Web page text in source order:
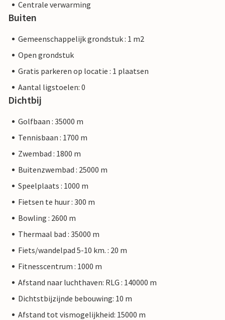
Centrale verwarming
Buiten
Gemeenschappelijk grondstuk : 1 m2
Open grondstuk
Gratis parkeren op locatie : 1 plaatsen
Aantal ligstoelen: 0
Dichtbij
Golfbaan : 35000 m
Tennisbaan : 1700 m
Zwembad : 1800 m
Buitenzwembad : 25000 m
Speelplaats : 1000 m
Fietsen te huur : 300 m
Bowling : 2600 m
Thermaal bad : 35000 m
Fiets/wandelpad 5-10 km. : 20 m
Fitnesscentrum : 1000 m
Afstand naar luchthaven: RLG : 140000 m
Dichtstbijzijnde bebouwing: 10 m
Afstand tot vismogelijkheid: 15000 m